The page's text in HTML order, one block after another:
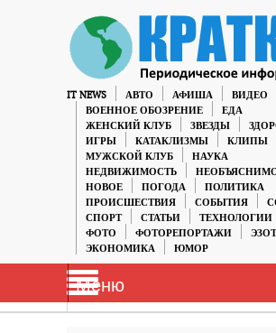
IT NEWS АВТО АФИША
ВИДЕО
ВОЕННОЕ ОБОЗРЕНИЕ
ЕДА
ЖЕНСКИЙ КЛУБ
ЗВЕЗДЫ
ИГРЫ
КАТАКЛИЗМЫ КЛИПЫ
МУЖСКОЙ КЛУБ
НАУКА
НЕДВИЖИМОСТЬ
НОВОЕ
ПОГОДА
ПОЛИТИКА
ПРОИСШЕСТВИЯ
СОБЫТИЯ
СПОРТ
СТАТЬИ ТЕХНОЛОГИИ
ФОТО
ФОТОРЕПОРТАЖИ
ЭКОНОМИКА
ЮМОР
Меню